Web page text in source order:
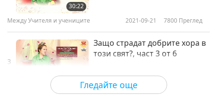
Гледайте още
30:22
Между Учителя и учениците 2021-09-21 7800 Преглед
3
Защо страдат добрите хора в
този свят?, част 3 от 6
Между Учителя и учениците 2021-09-22 6646